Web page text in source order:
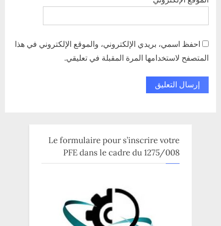
احفظ اسمي، بريدي الإلكتروني، والموقع الإلكتروني في هذا
المتصفح لاستخدامها المرة المقبلة في تعليقي.
Le formulaire pour s’inscrire votre
PFE dans le cadre du 1275/008